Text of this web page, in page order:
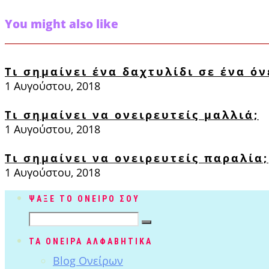
You might also like
Τι σημαίνει ένα δαχτυλίδι σε ένα
1 Αυγούστου, 2018
Τι σημαίνει να ονειρευτείς μαλλιά;
1 Αυγούστου, 2018
Τι σημαίνει να ονειρευτείς παραλία;
1 Αυγούστου, 2018
ΨΑΞΕ ΤΟ ΟΝΕΙΡΟ ΣΟΥ
ΤΑ ΟΝΕΙΡΑ ΑΛΦΑΒΗΤΙΚΑ
Blog Ονείρων